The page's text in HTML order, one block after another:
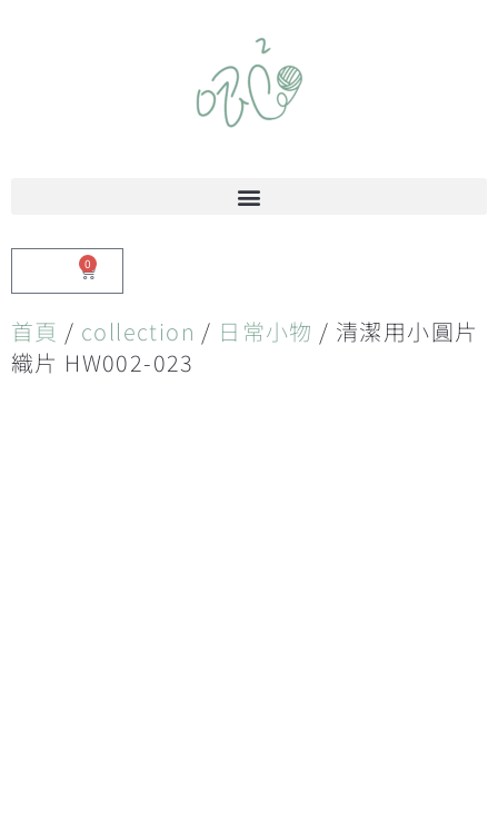
0
首頁 / collection / 日常小物 / 清潔用小圓片
織片 HW002-023